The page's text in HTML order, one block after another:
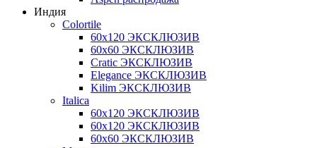
Индия
Colortile
60х120 ЭКСКЛЮЗИВ
60х60 ЭКСКЛЮЗИВ
Cratic ЭКСКЛЮЗИВ
Elegance ЭКСКЛЮЗИВ
Kilim ЭКСКЛЮЗИВ
Italica
60х120 ЭКСКЛЮЗИВ
60х120 ЭКСКЛЮЗИВ
60х60 ЭКСКЛЮЗИВ